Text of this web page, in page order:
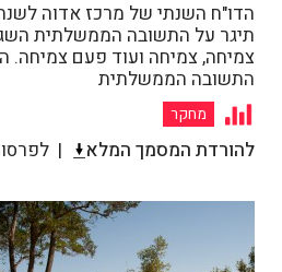
תיגר על התשובה הממשלתית
צמיחה, צמיחה ועוד פעם צמיחה.
התשובה הממשלתית
מחקר
להורדת המסמך המלא